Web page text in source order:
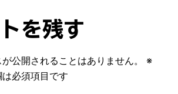
を残す
公開されることはありません。
※
必須項目です